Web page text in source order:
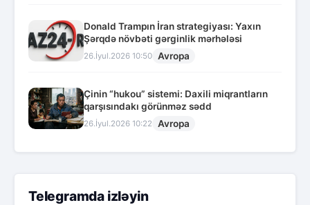
Donald Trampın İran strategiyası: Yaxın
Şərqdə növbəti gərginlik mərhələsi
26.İyul.2026 10:50 Avropa
Çinin “hukou” sistemi: Daxili miqrantların
qarşısındakı görünməz sədd
26.İyul.2026 10:22 Avropa
Telegramda izləyin